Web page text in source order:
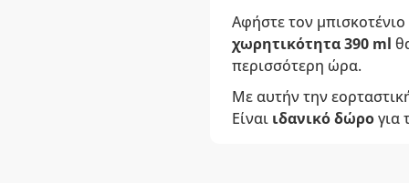
Αφήστε τον
χωρητικότητα 390 ml
περισσότερη ώρα.
Με αυτήν την
Είναι ιδανικό δώρογια